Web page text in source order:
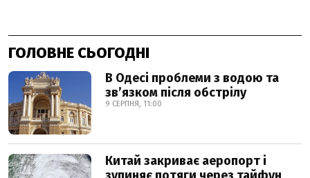
ГОЛОВНЕ СЬОГОДНІ
В Одесі проблеми з водою та
звʼязком після обстрілу
9 СЕРПНЯ, 11:00
Китай закриває аеропорт і